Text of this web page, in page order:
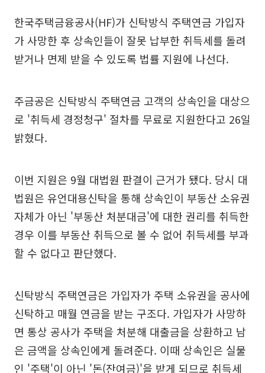
한국주택금융공사(HF)가 신탁방식 주택연금 가입자
가 사망한 후 상속인들이 잘못 납부한 취득세를 돌려
받거나 면제 받을 수 있도록 법률 지원에 나선다.
주금공은 신탁방식 주택연금 고객의 상속인을 대상으
로 '취득세 경정청구' 절차를 무료로 지원한다고 26일
밝혔다.
이번 지원은 9월 대법원 판결이 근거가 됐다. 당시 대
법원은 유언대용신탁을 통해 상속인이 부동산 소유권
자체가 아닌 '부동산 처분대금'에 대한 권리를 취득한
경우 이를 부동산 취득으로 볼 수 없어 취득세를 부과
할 수 없다고 판단했다.
신탁방식 주택연금은 가입자가 주택 소유권을 공사에
신탁하고 매월 연금을 받는 구조다. 가입자가 사망하
면 통상 공사가 주택을 처분해 대출금을 상환하고 남
은 금액을 상속인에게 돌려준다. 이때 상속인은 실물
인 '주택'이 아닌 '돈(잔여금)'을 받게 되므로 취득세